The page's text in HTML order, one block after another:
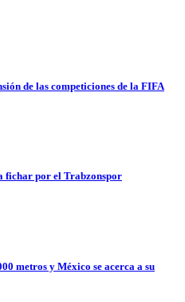
de las competiciones de la FIFA
fichar por el Trabzonspor
metros y México se acerca a su